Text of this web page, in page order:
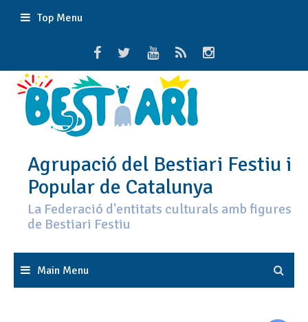
Top Menu
Agrupació del Bestiari Festiu i
Popular de Catalunya
La Federació d'entitats culturals amb figures
de Bestiari Festiu
Main Menu